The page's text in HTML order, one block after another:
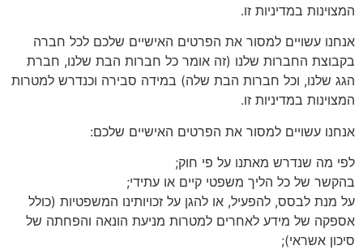
המצוינות במדיניות זו.
אנחנו עשויים למסור את הפרטים האישיים שלכם לכל חברה
בקבוצת החברות שלנו (זה אומר כל חברות הבת שלנו, חברת
הגג שלנו, וכל חברות הבת שלה) במידה סבירה וכנדרש למטרות
המצוינות במדיניות זו.
אנחנו עשויים למסור את הפרטים האישיים שלכם:
לפי מה שנדרש מאתנו על פי חוק;
בהקשר של כל הליך משפטי קיים או עתידי;
על מנת לבסס, להפעיל, או להגן על זכויותינו המשפטיות (כולל
אספקה של מידע לאחרים למטרות מניעת הונאה והפחתה של
סיכון אשראי);